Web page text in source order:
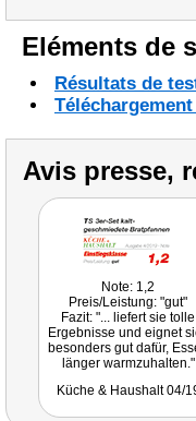
Eléments de
Résultats de
Avis presse,
Note: 1,2
Preis/Leistung: "gut"
Fazit: "... liefert sie tolle
Ergebnisse und eignet
besonders gut dafür,
länger warmzuhalten."
2418.
Küche & Haushalt 04/